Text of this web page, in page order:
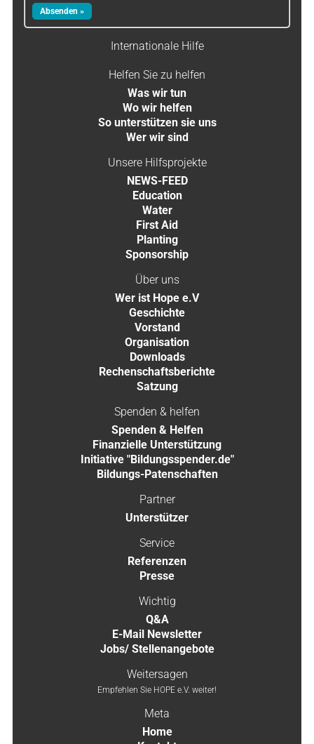
Internationale Hilfe
Helfen Sie zu helfen
Was wir tun
Wo wir helfen
So unterstützen sie uns
Wer wir sind
Unsere Hilfsprojekte
NEWS-FEED
Education
Water
First Aid
Planting
Sponsorship
Über uns
Wer ist Hope e.V
Geschichte
Vorstand
Organisation
Downloads
Rechenschaftsberichte
Satzung
Spenden & helfen
Spenden & Helfen
Finanzielle Unterstützung
Initiative "Bildungsspender.de"
Bildungs-Patenschaften
Partner
Unterstützer
Service
Referenzen
Presse
Wichtig
Q&A
E-Mail Newsletter
Jobs/ Stellenangebote
Weitersagen
Empfehlen Sie HOPE e.V. weiter!
Meta
Home